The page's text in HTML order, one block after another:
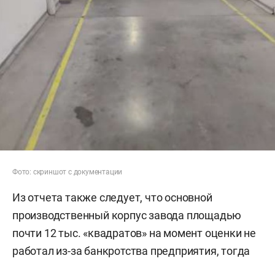
Фото: скриншот с документации
Из отчета также следует, что основной
производственный корпус завода площадью
почти 12 тыс. «квадратов» на момент оценки не
работал из-за банкротства предприятия, тогда